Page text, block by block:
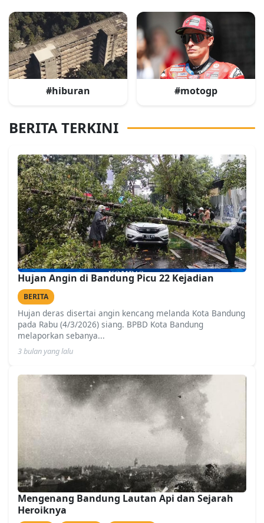
#hiburan #motogp
BERITA TERKINI
Hujan Angin di Bandung Picu 22 Kejadian
BERITA
Hujan deras disertai angin kencang melanda Kota Bandung
pada Rabu (4/3/2026) siang. BPBD Kota Bandung
melaporkan sebanya...
3 bulan yang lalu
Mengenang Bandung Lautan Api dan Sejarah
Heroiknya